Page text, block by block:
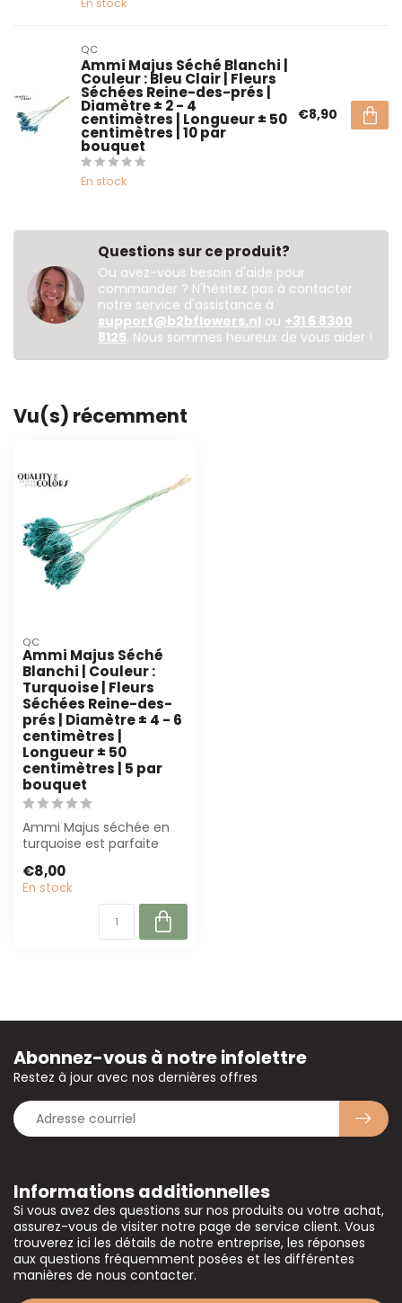
En stock
QC
Ammi Majus Séché Blanchi |
Couleur : Bleu Clair | Fleurs
Séchées Reine-des-prés |
Diamètre ± 2 - 4
centimètres | Longueur ± 50
centimètres | 10 par
bouquet
En stock
€8,90
Questions sur ce produit?
Ou avez-vous besoin d'aide pour
commander ? N'hésitez pas à contacter
notre service d'assistance à
support@b2bflowers.nl ou +31 6 8300
8125. Nous sommes heureux de vous aider !
Vu(s) récemment
QC
Ammi Majus Séché
Blanchi | Couleur :
Turquoise | Fleurs
Séchées Reine-des-
prés | Diamètre ± 4 - 6
centimètres |
Longueur ± 50
centimètres | 5 par
bouquet
Ammi Majus séchée en
turquoise est parfaite
durable. Avec un...
€8,00
En stock
Informations additionnelles
Si vous avez des questions sur nos produits ou votre achat,
assurez-vous de visiter notre page de service client. Vous
trouverez ici les détails de notre entreprise, les réponses
aux questions fréquemment posées et les différentes
manières de nous contacter.
Abonnez-vous à notre infolettre
Restez à jour avec nos dernières offres